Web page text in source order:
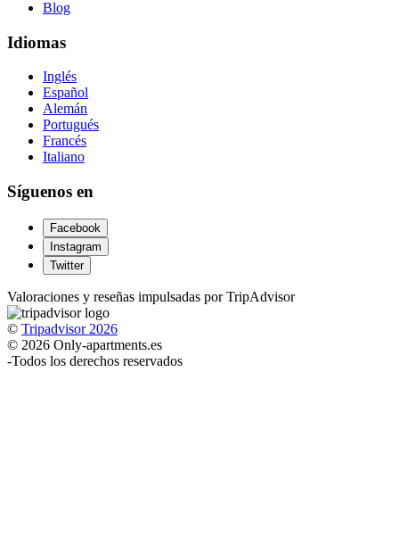
Blog
Idiomas
Inglés
Español
Alemán
Portugués
Francés
Italiano
Síguenos en
Facebook
Instagram
Twitter
Valoraciones y reseñas impulsadas por TripAdvisor
© Tripadvisor 2026
© 2026 Only-apartments.es
-Todos los derechos reservados